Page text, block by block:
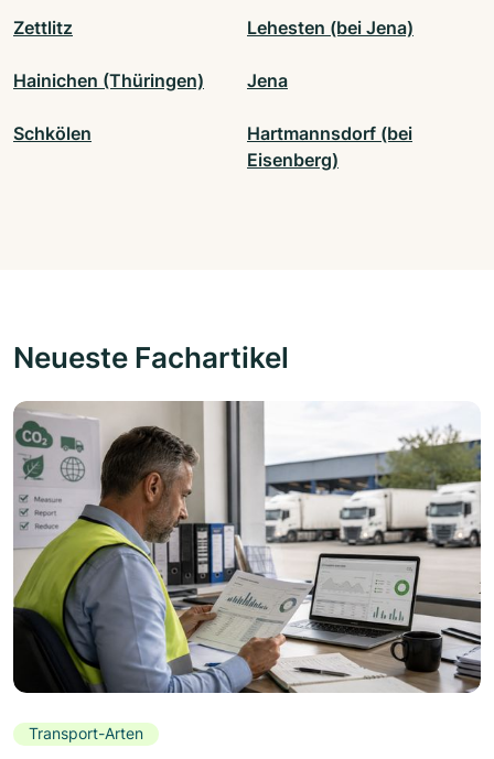
Zettlitz Lehesten (bei Jena)
Hainichen (Thüringen) Jena
Schkölen
Hartmannsdorf (bei
Eisenberg)
Neueste Fachartikel
Transport-Arten